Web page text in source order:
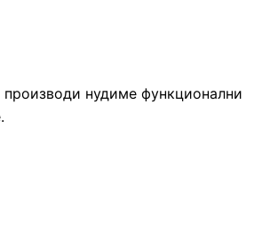
нудиме функционални